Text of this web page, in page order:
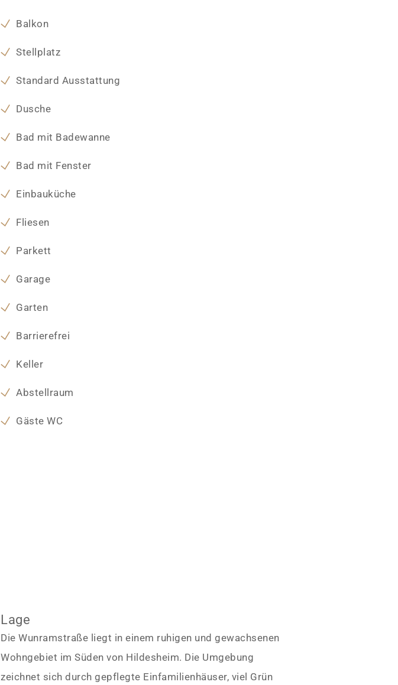
Balkon
Stellplatz
Standard Ausstattung
Dusche
Bad mit Badewanne
Bad mit Fenster
Einbauküche
Fliesen
Parkett
Garage
Garten
Barrierefrei
Keller
Abstellraum
Gäste WC
Lage
Die Wunramstraße liegt in einem ruhigen und gewachsenen
Wohngebiet im Süden von Hildesheim. Die Umgebung
zeichnet sich durch gepflegte Einfamilienhäuser, viel Grün